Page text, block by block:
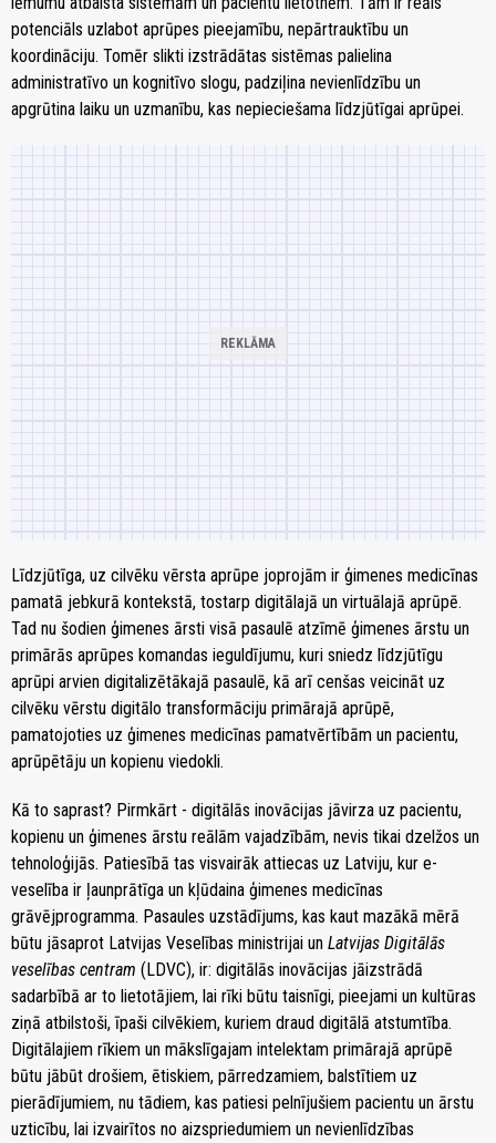
potenciāls uzlabot aprūpes pieejamību, nepārtrauktību un
koordināciju. Tomēr slikti izstrādātas sistēmas palielina
administratīvo un kognitīvo slogu, padziļina nevienlīdzību un
apgrūtina laiku un uzmanību, kas nepieciešama līdzjūtīgai aprūpei.
Līdzjūtīga, uz cilvēku vērsta aprūpe joprojām ir ģimenes medicīnas
pamatā jebkurā kontekstā, tostarp digitālajā un virtuālajā aprūpē.
Tad nu šodien ģimenes ārsti visā pasaulē atzīmē ģimenes ārstu un
primārās aprūpes komandas ieguldījumu, kuri sniedz līdzjūtīgu
aprūpi arvien digitalizētākajā pasaulē, kā arī cenšas veicināt uz
cilvēku vērstu digitālo transformāciju primārajā aprūpē,
pamatojoties uz ģimenes medicīnas pamatvērtībām un pacientu,
aprūpētāju un kopienu viedokli.
Kā to saprast? Pirmkārt - digitālās inovācijas jāvirza uz pacientu,
kopienu un ģimenes ārstu reālām vajadzībām, nevis tikai dzelžos un
tehnoloģijās. Patiesībā tas visvairāk attiecas uz Latviju, kur e-
veselība ir ļaunprātīga un kļūdaina ģimenes medicīnas
grāvējprogramma. Pasaules uzstādījums, kas kaut mazākā mērā
būtu jāsaprot Latvijas Veselības ministrijai un Latvijas Digitālās
veselības centram (LDVC), ir: digitālās inovācijas jāizstrādā
sadarbībā ar to lietotājiem, lai rīki būtu taisnīgi, pieejami un kultūras
ziņā atbilstoši, īpaši cilvēkiem, kuriem draud digitālā atstumtība.
Digitālajiem rīkiem un mākslīgajam intelektam primārajā aprūpē
būtu jābūt drošiem, ētiskiem, pārredzamiem, balstītiem uz
pierādījumiem, nu tādiem, kas patiesi pelnījušiem pacientu un ārstu
uzticību, lai izvairītos no aizspriedumiem un nevienlīdzības